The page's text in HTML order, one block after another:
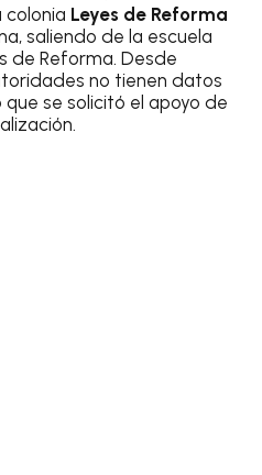
colonia Leyes de Reforma
saliendo de la escuela
de Reforma. Desde
no tienen datos
se solicitó el apoyo de